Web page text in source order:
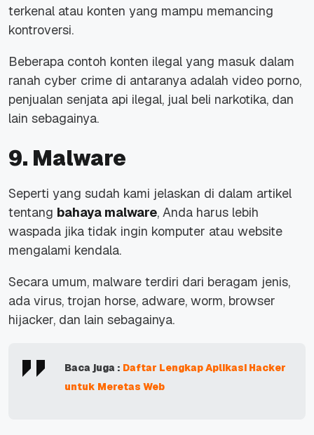
terkenal atau konten yang mampu memancing
kontroversi.
Beberapa contoh konten ilegal yang masuk dalam
ranah cyber crime di antaranya adalah video porno,
penjualan senjata api ilegal, jual beli narkotika, dan
lain sebagainya.
9. Malware
Seperti yang sudah kami jelaskan di dalam artikel
tentang bahaya malware, Anda harus lebih
waspada jika tidak ingin komputer atau website
mengalami kendala.
Secara umum, malware terdiri dari beragam jenis,
ada virus, trojan horse, adware, worm, browser
hijacker, dan lain sebagainya.
Baca juga : Daftar Lengkap Aplikasi Hacker
untuk Meretas Web